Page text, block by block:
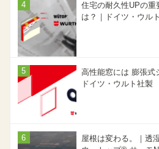
住宅の耐久性UPの重
は？｜ドイツ・ウル
高性能窓には 膨張式
ドイツ・ウルト社製
屋根は変わる。｜透